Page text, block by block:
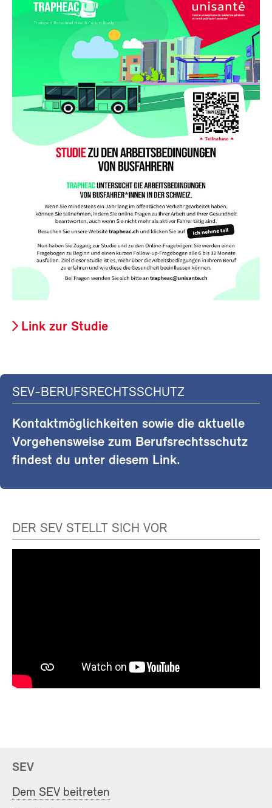
Link zur Studie
SEV-BERUFSRECHTSSCHUTZ
Kontaktmöglichkeiten sowie die aktuelle
Vorgehensweise zum Berufsrechtsschutz
findest du unter diesem Link.
DER SEV STELLT SICH VOR
SEV
Dem SEV beitreten